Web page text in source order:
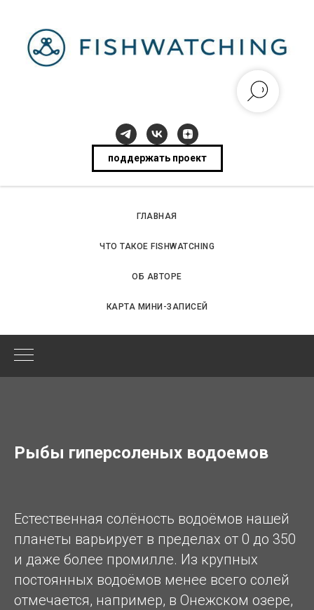
поддержать проект
ГЛАВНАЯ
ЧТО ТАКОЕ FISHWATCHING
ОБ АВТОРЕ
КАРТА МИНИ-ЗАПИСЕЙ
Рыбы гиперсоленых водоемов
Естественная солёность водоёмов нашей
планеты варьирует в пределах от 0 до 350
и даже более промилле. Из крупных
постоянных водоёмов менее всего солей
отмечается, например, в Онежском озере,